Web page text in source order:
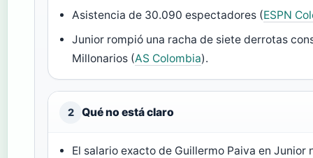
Asistencia de 30.090 espectadores (ESPN
Junior rompió una racha de siete derrotas
Millonarios (AS Colombia).
2 Qué no está claro
El salario exacto de Guillermo Paiva en